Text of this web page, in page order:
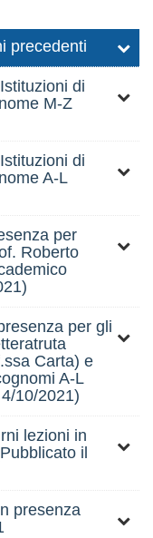
precedenti
di
M-Z
di
A-L
per
Roberto
per gli
Carta) e
A-L
10/2021)
lezioni in
il
presenza